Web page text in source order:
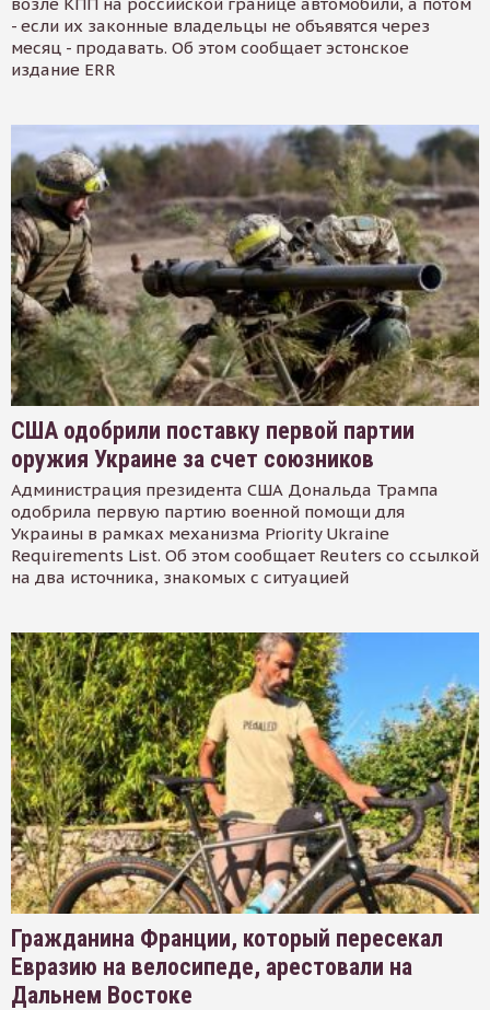
возле КПП на российской границе автомобили, а потом
- если их законные владельцы не объявятся через
месяц - продавать. Об этом сообщает эстонское
издание ERR
США одобрили поставку первой партии
оружия Украине за счет союзников
Администрация президента США Дональда Трампа
одобрила первую партию военной помощи для
Украины в рамках механизма Priority Ukraine
Requirements List. Об этом сообщает Reuters со ссылкой
на два источника, знакомых с ситуацией
Гражданина Франции, который пересекал
Евразию на велосипеде, арестовали на
Дальнем Востоке